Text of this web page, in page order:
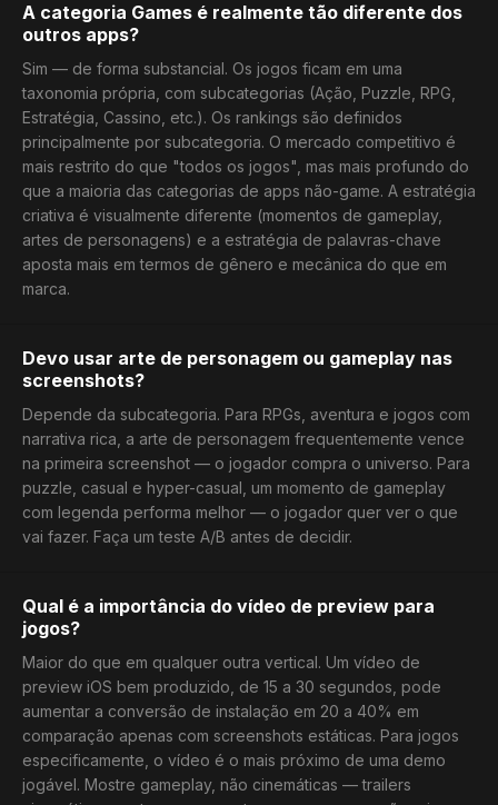
A categoria Games é realmente tão diferente dos
outros apps?
Sim — de forma substancial. Os jogos ficam em uma
taxonomia própria, com subcategorias (Ação, Puzzle, RPG,
Estratégia, Cassino, etc.). Os rankings são definidos
principalmente por subcategoria. O mercado competitivo é
mais restrito do que "todos os jogos", mas mais profundo do
que a maioria das categorias de apps não-game. A estratégia
criativa é visualmente diferente (momentos de gameplay,
artes de personagens) e a estratégia de palavras-chave
aposta mais em termos de gênero e mecânica do que em
marca.
Devo usar arte de personagem ou gameplay nas
screenshots?
Depende da subcategoria. Para RPGs, aventura e jogos com
narrativa rica, a arte de personagem frequentemente vence
na primeira screenshot — o jogador compra o universo. Para
puzzle, casual e hyper-casual, um momento de gameplay
com legenda performa melhor — o jogador quer ver o que
vai fazer. Faça um teste A/B antes de decidir.
Qual é a importância do vídeo de preview para
jogos?
Maior do que em qualquer outra vertical. Um vídeo de
preview iOS bem produzido, de 15 a 30 segundos, pode
aumentar a conversão de instalação em 20 a 40% em
comparação apenas com screenshots estáticas. Para jogos
especificamente, o vídeo é o mais próximo de uma demo
jogável. Mostre gameplay, não cinemáticas — trailers